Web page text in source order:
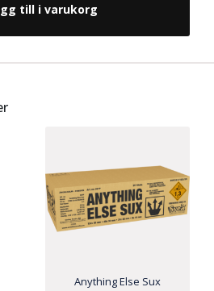
till i varukorg
Anything Else Sux